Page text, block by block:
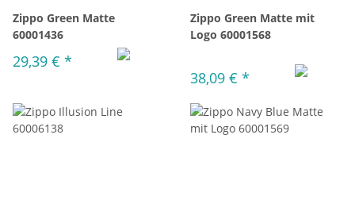
Zippo Green Matte
60001436
29,39 € *
Zippo Green Matte mit
Logo 60001568
38,09 € *